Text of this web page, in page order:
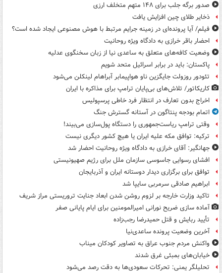
صدور برگه جلب برای ۱۴۸ متهم متخلف ارزی
ذخایر طلای چین افزایش یافت
فیلم/ آیا پرونده‌ای در زمینه جرایم مرتبط با هوش مصنوعی ایجاد شده است؟
احضار باقر خرازی به دادگاه ویژه روحانیت
وضعیت کافه‌های متعلق به ساعدی نیا از زبان سخنگوی عدلیه
پاکستان: باید در برابر اسرائیل متحد شویم
تئودور روزولت جایگزین ناو هواپیمابر آبراهام لینکلن می‌شود
کاریکاتور/ تلاش‌های بی‌پایان ترامپ برای مذاکره با ایران
اخراج بدون تعارف در انتظار فرد خاطی پرسپولیس
اتمام بودجه پنتاگون در آستانه گسترش جنگ
وقتی ترامپ ریاست‌جمهوری را دستگاه پول‌سازی می‌بیند!
ترکیه: توافق مکه علیه ایران یا هیچ کشور دیگری نیست
جهانگیر: آقای خرازی به دادگاه ویژه روحانیت احضار شد
افشای رسوایی جاسوسی سازمان ملل برای رژیم صهیونیستی
توافق برای برگزاری دیدار دوستانه ایران و آذربایجان
ابراهیم صادقی سرمربی سایپا شد
تاکید وزارت خارجه بر لزوم روشن شدن ابعاد جنایت تروریستی مراز شریف
آماده سازی ضریح نورانی امیرالمومنین برای ایام پایانی صفر
تأیید ربایش و قتل حمیدرضا رجب‌زاده
آخرین وضعیت پرونده ساعدی‌نیا
واکنش مردم جنوب عراق به تصاویر کودکان میناب
خیابان‌های بمبئی غرق شدند
تحلیلگر یمنی: تحرکات سعودی‌ها به دقت رصد می‌شود